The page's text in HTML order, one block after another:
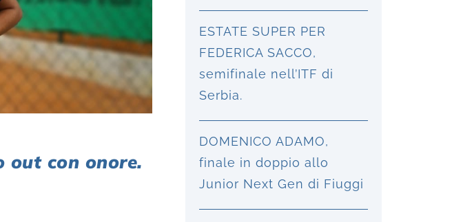
out con onore.
ESTATE SUPER PER
FEDERICA SACCO,
semifinale nell’ITF di
Serbia.
DOMENICO ADAMO,
finale in doppio allo
Junior Next Gen di Fiuggi